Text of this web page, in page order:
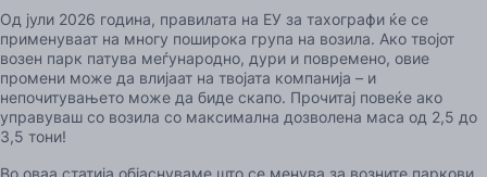
Од јули 2026 година, правилата на ЕУ за тахографи ќе се
применуваат на многу поширока група на возила. Ако твојот
возен парк патува меѓународно, дури и повремено, овие
промени може да влијаат на твојата компанија – и
непочитувањето може да биде скапо. Прочитај повеќе ако
управуваш со возила со максимална дозволена маса од 2,5 до
3,5 тони!